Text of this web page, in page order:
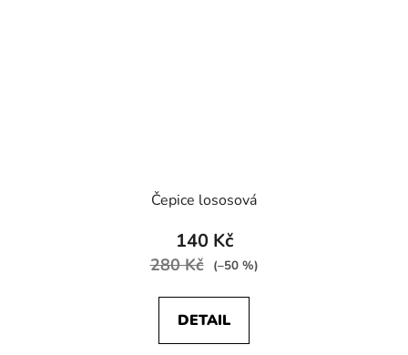
Čepice lososová
140 Kč
280 Kč (–50 %)
DETAIL